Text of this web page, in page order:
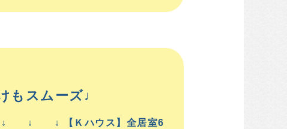
もスムーズ♩
↓ 【Ｋハウス】全居室6